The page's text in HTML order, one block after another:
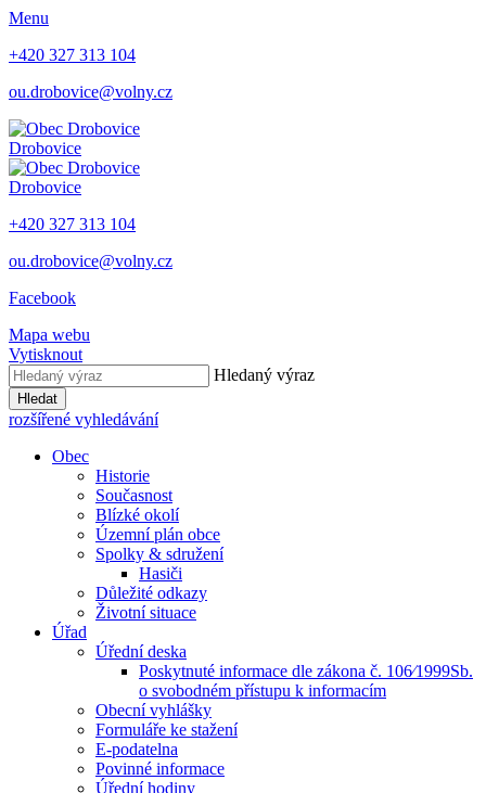
Menu
+420 327 313 104
ou.drobovice@volny.cz
Drobovice
Drobovice
+420 327 313 104
ou.drobovice@volny.cz
Facebook
Mapa webu
Vytisknout
Hledaný výraz
Hledat
rozšířené vyhledávání
Obec
Historie
Současnost
Blízké okolí
Územní plán obce
Spolky & sdružení
Hasiči
Důležité odkazy
Životní situace
Úřad
Úřední deska
Poskytnuté informace dle zákona č. 106⁄1999Sb.
o svobodném přístupu k informacím
Obecní vyhlášky
Formuláře ke stažení
E-podatelna
Povinné informace
Úřední hodiny